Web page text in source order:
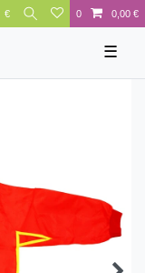
€ 0 0,00 €
☰